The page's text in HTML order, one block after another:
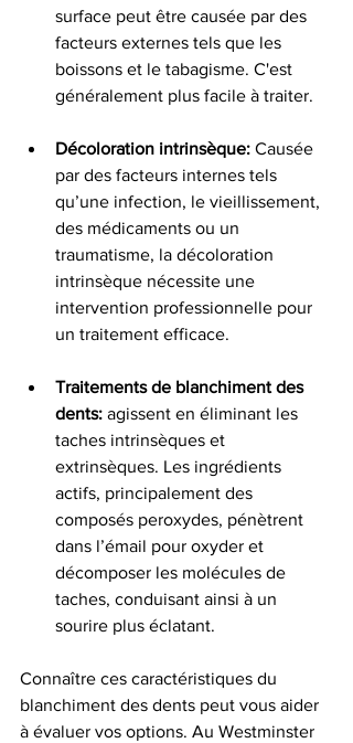
surface peut être causée par des
facteurs externes tels que les
boissons et le tabagisme. C'est
généralement plus facile à traiter.
Décoloration intrinsèque: Causée
par des facteurs internes tels
qu’une infection, le vieillissement,
des médicaments ou un
traumatisme, la décoloration
intrinsèque nécessite une
intervention professionnelle pour
un traitement efficace.
Traitements de blanchiment des
dents: agissent en éliminant les
taches intrinsèques et
extrinsèques. Les ingrédients
actifs, principalement des
composés peroxydes, pénètrent
dans l’émail pour oxyder et
décomposer les molécules de
taches, conduisant ainsi à un
sourire plus éclatant.
Connaître ces caractéristiques du
blanchiment des dents peut vous aider
à évaluer vos options. Au Westminster